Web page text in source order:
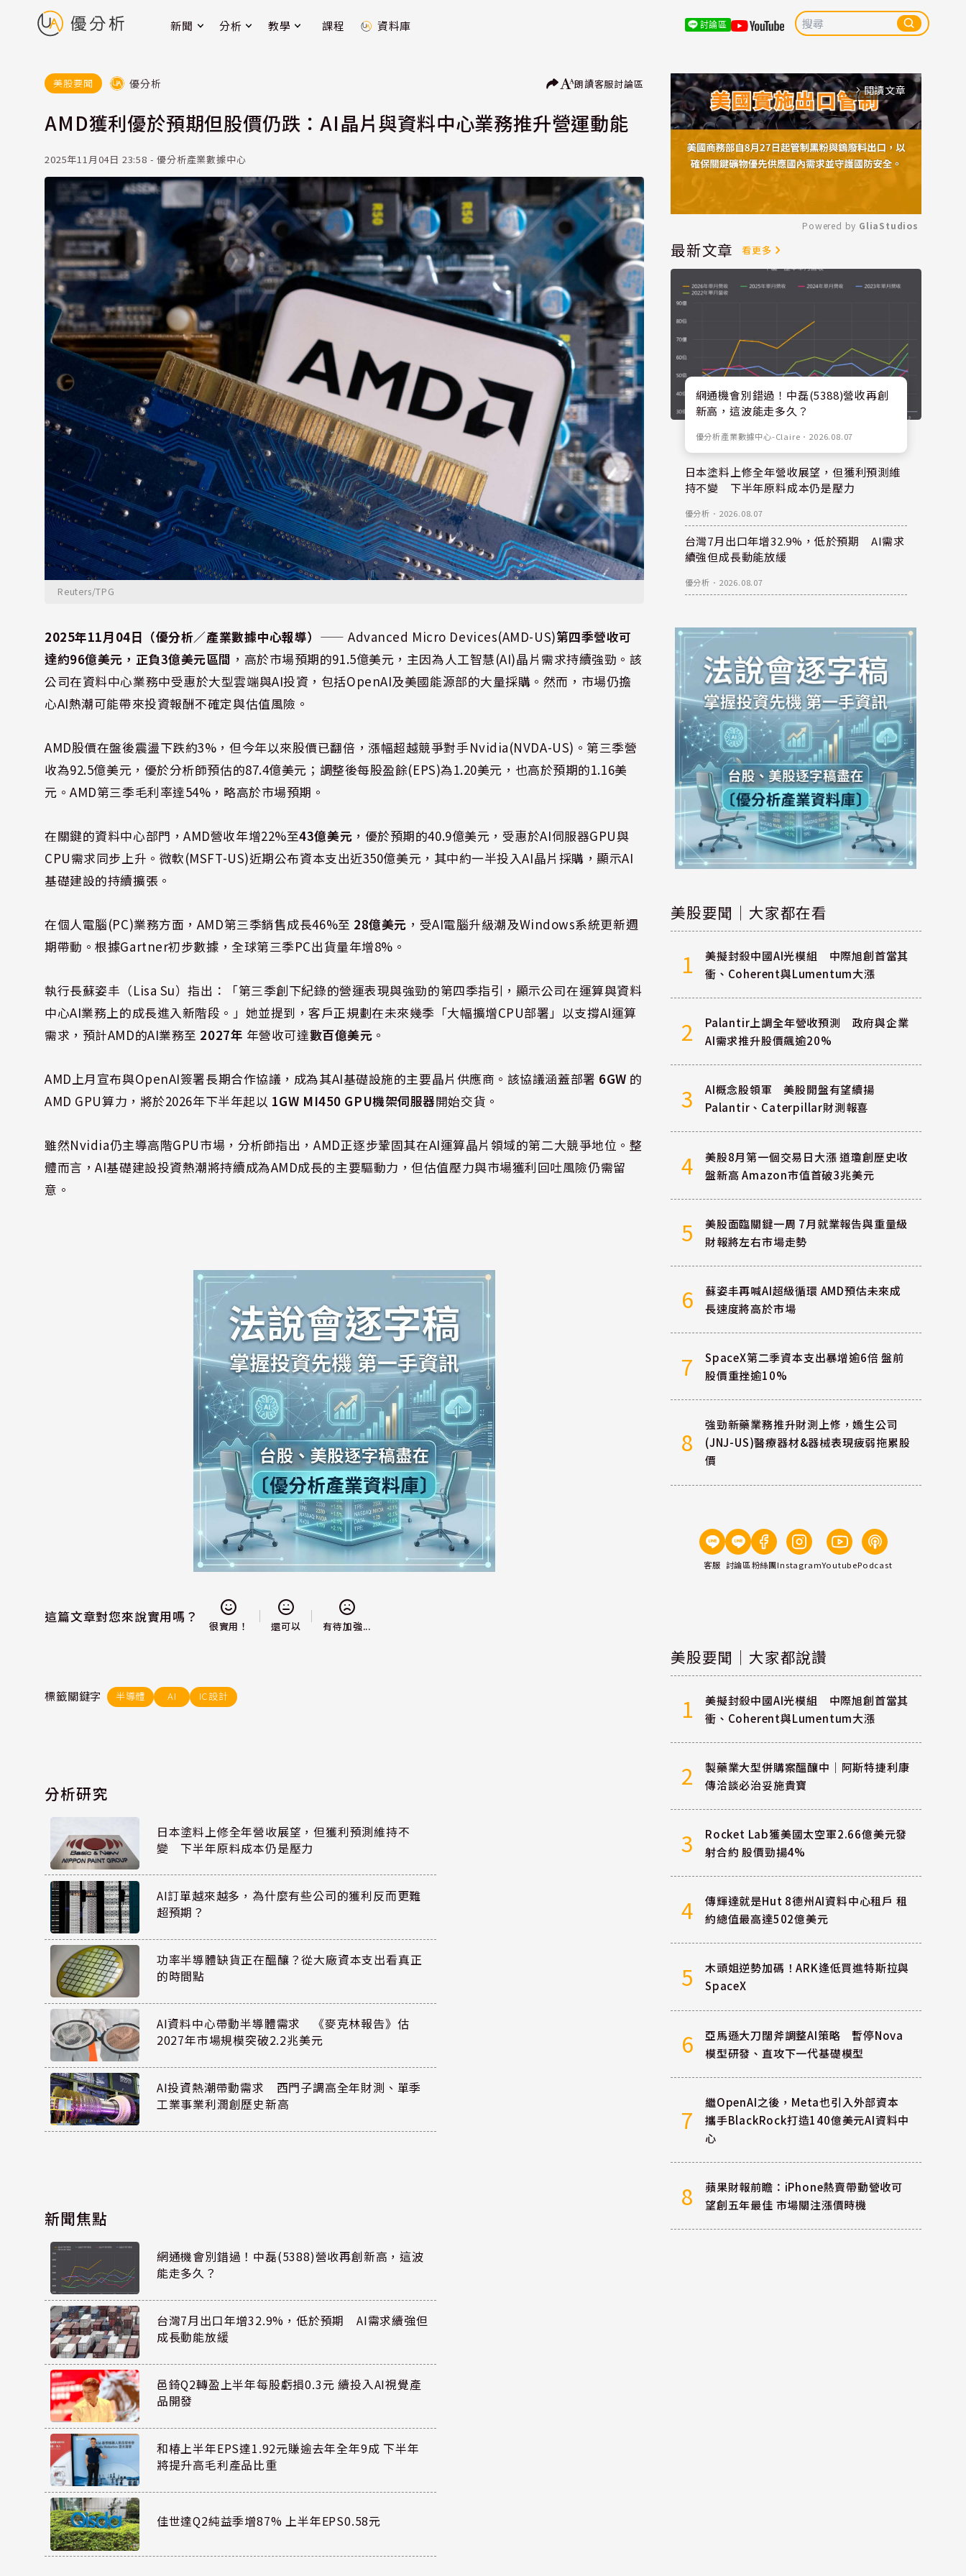
新聞 分析 教學 課程 資料庫 討論區
美股要聞 優分析 朗讀客服討論區
AMD獲利優於預期但股價仍跌：AI晶片與資料中心業務推升營運動能
2025年11月04日 23:58 - 優分析產業數據中心
Reuters/TPG
2025年11月04日（優分析／產業數據中心報導） ⸺ Advanced Micro Devices(AMD-US)第四季營收可
達約96億美元，正負3億美元區間 ，高於市場預期的91.5億美元，主因為人工智慧(AI)晶片需求持續強勁。該
公司在資料中心業務中受惠於大型雲端與AI投資，包括OpenAI及美國能源部的大量採購。然而，市場仍擔
心AI熱潮可能帶來投資報酬不確定與估值風險。
AMD股價在盤後震盪下跌約3%，但今年以來股價已翻倍，漲幅超越競爭對手Nvidia(NVDA-US)。第三季營
收為92.5億美元，優於分析師預估的87.4億美元；調整後每股盈餘(EPS)為1.20美元，也高於預期的1.16美
元。AMD第三季毛利率達54%，略高於市場預期。
在關鍵的資料中心部門，AMD營收年增22%至43億美元 ，優於預期的40.9億美元，受惠於AI伺服器GPU與
CPU需求同步上升。微軟(MSFT-US)近期公布資本支出近350億美元，其中約一半投入AI晶片採購，顯示AI
基礎建設的持續擴張。
在個人電腦(PC)業務方面，AMD第三季銷售成長46%至 28億美元 ，受AI電腦升級潮及Windows系統更新週
期帶動。根據Gartner初步數據，全球第三季PC出貨量年增8%。
執行長蘇姿丰（Lisa Su）指出：「第三季創下紀錄的營運表現與強勁的第四季指引，顯示公司在運算與資料
中心AI業務上的成長進入新階段。」她並提到，客戶正規劃在未來幾季「大幅擴增CPU部署」以支撐AI運算
需求，預計AMD的AI業務至 2027年 年營收可達數百億美元 。
AMD上月宣布與OpenAI簽署長期合作協議，成為其AI基礎設施的主要晶片供應商。該協議涵蓋部署 6GW 的
AMD GPU算力，將於2026年下半年起以 1GW MI450 GPU機架伺服器開始交貨。
雖然Nvidia仍主導高階GPU市場，分析師指出，AMD正逐步鞏固其在AI運算晶片領域的第二大競爭地位。整
體而言，AI基礎建設投資熱潮將持續成為AMD成長的主要驅動力，但估值壓力與市場獲利回吐風險仍需留
意。
這篇文章對您來說實用嗎？
很實用！ 還可以 有待加強...
標籤關鍵字 半導體 AI IC設計
分析研究
日本塗料上修全年營收展望，但獲利預測維持不
變 下半年原料成本仍是壓力
AI訂單越來越多，為什麼有些公司的獲利反而更難
超預期？
功率半導體缺貨正在醞釀？從大廠資本支出看真正
的時間點
AI資料中心帶動半導體需求 《麥克林報告》估
2027年市場規模突破2.2兆美元
AI投資熱潮帶動需求 西門子調高全年財測、單季
工業事業利潤創歷史新高
新聞焦點
網通機會別錯過！中磊(5388)營收再創新高，這波
能走多久？
台灣7月出口年增32.9%，低於預期 AI需求續強但
成長動能放緩
邑錡Q2轉盈上半年每股虧損0.3元 續投入AI視覺產
品開發
和椿上半年EPS達1.92元賺逾去年全年9成 下半年
將提升高毛利產品比重
佳世達Q2純益季增87% 上半年EPS0.58元
arrow_forward_ios 閱讀文章
Mute
Powered by GliaStudios
最新文章 看更多
網通機會別錯過！中磊(5388)營收再創
新高，這波能走多久？
優分析產業數據中心-Claire ． 2026.08.07
日本塗料上修全年營收展望，但獲利預測維
持不變 下半年原料成本仍是壓力
優分析 ． 2026.08.07
台灣7月出口年增32.9%，低於預期 AI需求
續強但成長動能放緩
優分析 ． 2026.08.07
美股要聞｜大家都在看
1
美擬封殺中國AI光模組 中際旭創首當其
衝、Coherent與Lumentum大漲
2
Palantir上調全年營收預測 政府與企業
AI需求推升股價飆逾20%
3
AI概念股領軍 美股開盤有望續揚
Palantir、Caterpillar財測報喜
4
美股8月第一個交易日大漲 道瓊創歷史收
盤新高 Amazon市值首破3兆美元
5
美股面臨關鍵一周 7月就業報告與重量級
財報將左右市場走勢
6
蘇姿丰再喊AI超級循環 AMD預估未來成
長速度將高於市場
7
SpaceX第二季資本支出暴增逾6倍 盤前
股價重挫逾10%
8
強勁新藥業務推升財測上修，嬌生公司
(JNJ-US)醫療器材&器械表現疲弱拖累股
價
客服 討論區粉絲團InstagramYoutubePodcast
美股要聞｜大家都說讚
1
美擬封殺中國AI光模組 中際旭創首當其
衝、Coherent與Lumentum大漲
2
製藥業大型併購案醞釀中｜阿斯特捷利康
傳洽談必治妥施貴寶
3
Rocket Lab獲美國太空軍2.66億美元發
射合約 股價勁揚4%
4
傳輝達就是Hut 8德州AI資料中心租戶 租
約總值最高達502億美元
5
木頭姐逆勢加碼！ARK逢低買進特斯拉與
SpaceX
6
亞馬遜大刀闊斧調整AI策略 暫停Nova
模型研發、直攻下一代基礎模型
7
繼OpenAI之後，Meta也引入外部資本
攜手BlackRock打造140億美元AI資料中
心
8
蘋果財報前瞻：iPhone熱賣帶動營收可
望創五年最佳 市場關注漲價時機